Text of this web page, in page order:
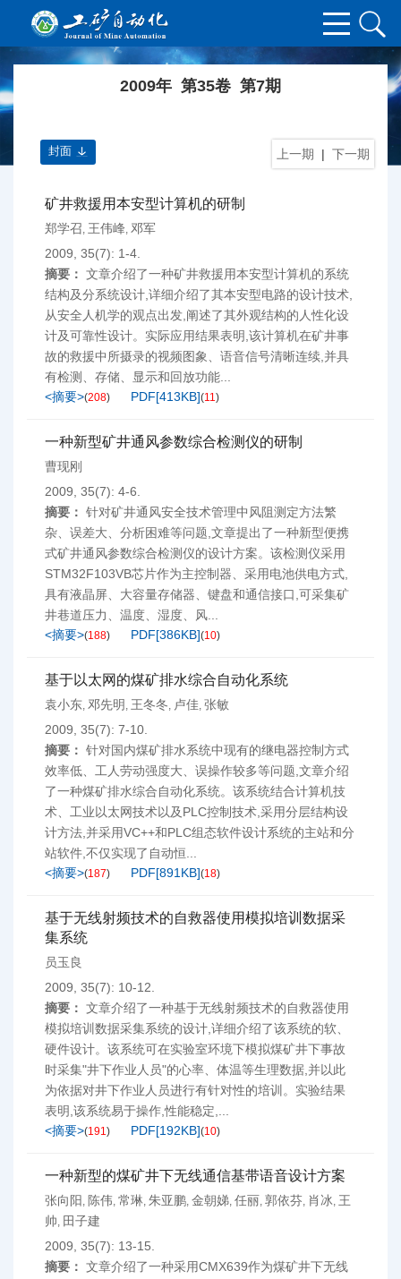
2009年 第35卷 第7期
上一期 | 下一期
封面
矿井救援用本安型计算机的研制
郑学召, 王伟峰, 邓军
2009, 35(7): 1-4.
摘要： 文章介绍了一种矿井救援用本安型计算机的系统
结构及分系统设计,详细介绍了其本安型电路的设计技术,
从安全人机学的观点出发,阐述了其外观结构的人性化设
计及可靠性设计。实际应用结果表明,该计算机在矿井事
故的救援中所摄录的视频图象、语音信号清晰连续,并具
有检测、存储、显示和回放功能...
<摘要>(208) PDF[413KB](11)
一种新型矿井通风参数综合检测仪的研制
曹现刚
2009, 35(7): 4-6.
摘要： 针对矿井通风安全技术管理中风阻测定方法繁
杂、误差大、分析困难等问题,文章提出了一种新型便携
式矿井通风参数综合检测仪的设计方案。该检测仪采用
STM32F103VB芯片作为主控制器、采用电池供电方式,
具有液晶屏、大容量存储器、键盘和通信接口,可采集矿
井巷道压力、温度、湿度、风...
<摘要>(188) PDF[386KB](10)
基于以太网的煤矿排水综合自动化系统
袁小东, 邓先明 , 王冬冬, 卢佳, 张敏
2009, 35(7): 7-10.
摘要： 针对国内煤矿排水系统中现有的继电器控制方式
效率低、工人劳动强度大、误操作较多等问题,文章介绍
了一种煤矿排水综合自动化系统。该系统结合计算机技
术、工业以太网技术以及PLC控制技术,采用分层结构设
计方法,并采用VC++和PLC组态软件设计系统的主站和分
站软件,不仅实现了自动恒...
<摘要>(187) PDF[891KB](18)
基于无线射频技术的自救器使用模拟培训数据采
集系统
员玉良
2009, 35(7): 10-12.
摘要： 文章介绍了一种基于无线射频技术的自救器使用
模拟培训数据采集系统的设计,详细介绍了该系统的软、
硬件设计。该系统可在实验室环境下模拟煤矿井下事故
时采集"井下作业人员"的心率、体温等生理数据,并以此
为依据对井下作业人员进行有针对性的培训。实验结果
表明,该系统易于操作,性能稳定,...
<摘要>(191) PDF[192KB](10)
一种新型的煤矿井下无线通信基带语音设计方案
张向阳, 陈伟, 常琳, 朱亚鹏, 金朝娣, 任丽, 郭依芬, 肖冰, 王
帅, 田子建
2009, 35(7): 13-15.
摘要： 文章介绍了一种采用CMX639作为煤矿井下无线